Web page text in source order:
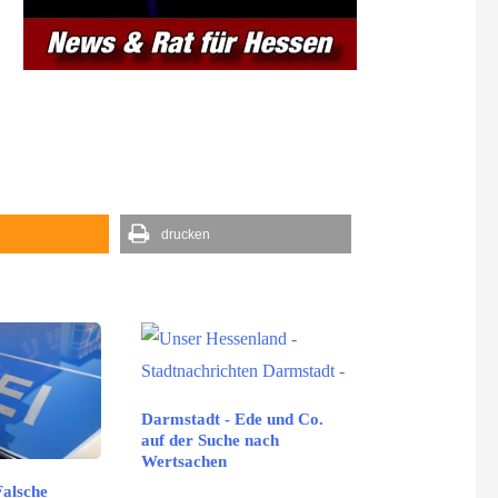
drucken
Darmstadt - Ede und Co.
auf der Suche nach
Wertsachen